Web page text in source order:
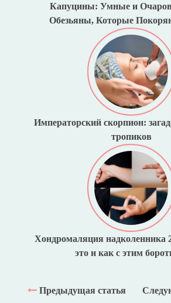
Капуцины: Умные и
Обезьяны, Которые
Императорский скорпион:
тропиков
Хондромаляция надколенника
это и как с этим
Предыдущая статья